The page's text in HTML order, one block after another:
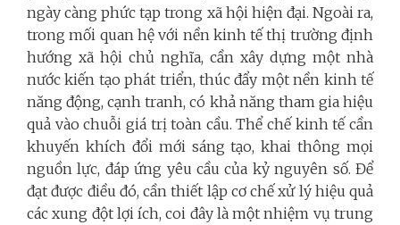
ngày càng phức tạp trong xã hội hiện đại. Ngoài ra,
trong mối quan hệ với nền kinh tế thị trường định
hướng xã hội chủ nghĩa, cần xây dựng một nhà
nước kiến tạo phát triển, thúc đẩy một nền kinh tế
năng động, cạnh tranh, có khả năng tham gia hiệu
quả vào chuỗi giá trị toàn cầu. Thể chế kinh tế cần
khuyến khích đổi mới sáng tạo, khai thông mọi
nguồn lực, đáp ứng yêu cầu của kỷ nguyên số. Để
đạt được điều đó, cần thiết lập cơ chế xử lý hiệu quả
các xung đột lợi ích, coi đây là một nhiệm vụ trung